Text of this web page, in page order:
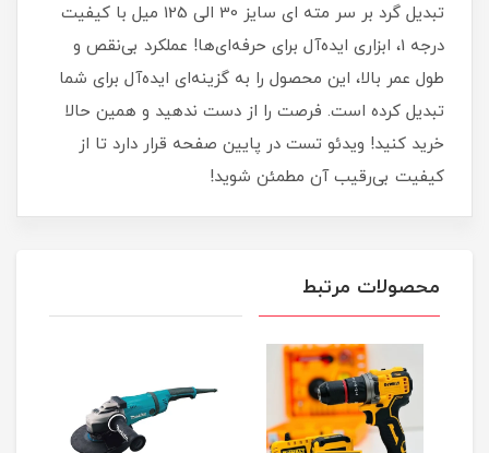
تبدیل گرد بر سر مته ای سایز 30 الی 125 میل با کیفیت
درجه 1، ابزاری ایده‌آل برای حرفه‌ای‌ها! عملکرد بی‌نقص و
طول عمر بالا، این محصول را به گزینه‌ای ایده‌آل برای شما
تبدیل کرده است. فرصت را از دست ندهید و همین حالا
خرید کنید! ویدئو تست در پایین صفحه قرار دارد تا از
کیفیت بی‌رقیب آن مطمئن شوید!
محصولات مرتبط